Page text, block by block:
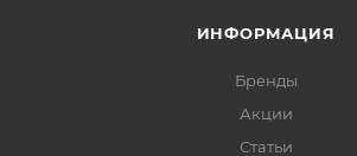
ИНФОРМАЦИЯ
Бренды
Акции
Статьи